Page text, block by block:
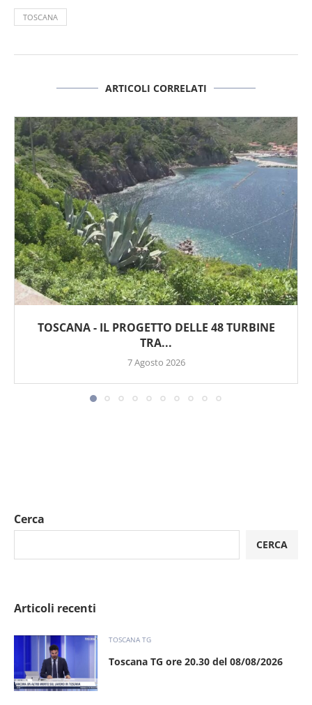
TOSCANA
ARTICOLI CORRELATI
TOSCANA - IL PROGETTO DELLE 48 TURBINE
TRA...
7 Agosto 2026
Cerca
CERCA
Articoli recenti
TOSCANA TG
Toscana TG ore 20.30 del 08/08/2026